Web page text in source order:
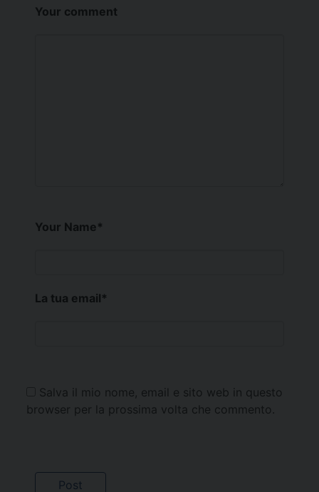
Your comment
Your Name*
La tua email*
Salva il mio nome, email e sito web in questo
browser per la prossima volta che commento.